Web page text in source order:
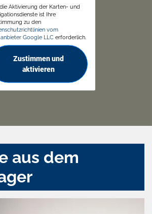
Aktivierung der Karten- und
ist Ihre
zu den
vom
Google LLC erforderlich.
Zustimmen und
aktivieren
aus dem